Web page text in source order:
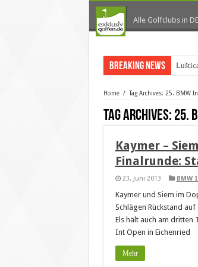
Alle Golfclubs in DE
Breaking News
Home / Tag Archives: 25. BMW
Tag Archives: 25.
Kaymer –
Finalrunde:
23. Juni 2013 BMW
Kaymer und Siem im
Schlägen Rückstand
Els hält auch am dritten
Int Open in Eichenried
Mehr